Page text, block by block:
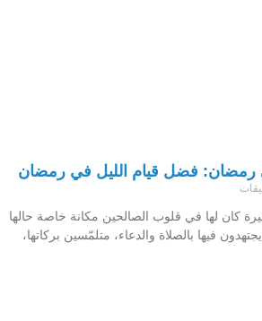
رمضان: فضل قيام الليل في رمضان
كان لها في قلوب الصالحين مكانة خاصة حالها
فيها بالصلاة والدعاء، متلمّسين بركاتها،